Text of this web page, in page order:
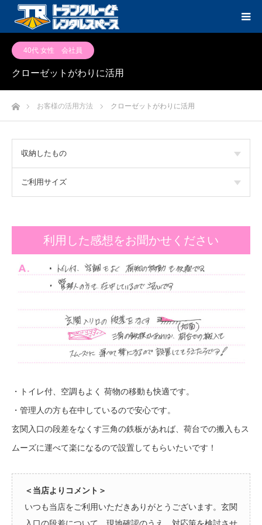
40代 女性 会社員
クローゼットがわりに活用
ホームお客様の活用方法 クローゼットがわりに活用
収納したもの
ご利用サイズ
利用した感想をお聞かせください
・トイレ付、空調もよく 荷物の移動も快適です。
・管理人の方も在中しているので安心です。
玄関入口の段差をなくす三角の鉄板があれば、荷台での搬入もス
ムーズに運べて楽になるので設置してもらいたいです！
＜当店よりコメント＞
いつも当店をご利用いただきありがとうございます。玄関